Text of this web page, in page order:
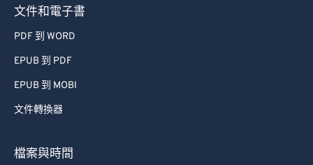
文件和電子書
PDF 到 WORD
EPUB 到 PDF
EPUB 到 MOBI
文件轉換器
檔案與時間